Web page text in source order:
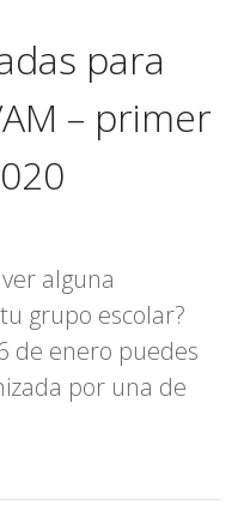
para
– primer
alguna
grupo escolar?
de enero puedes
por una de